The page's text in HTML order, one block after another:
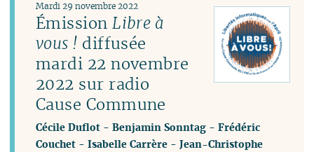
ÉmissionLibre à
vous ! diffusée
mardi 22 novembre
2022 sur radio
Cause Commune
Mardi 29 novembre 2022
Cécile Duflot -Benjamin Sonntag -Frédéric
Couchet -Isabelle Carrère -Jean-Christophe